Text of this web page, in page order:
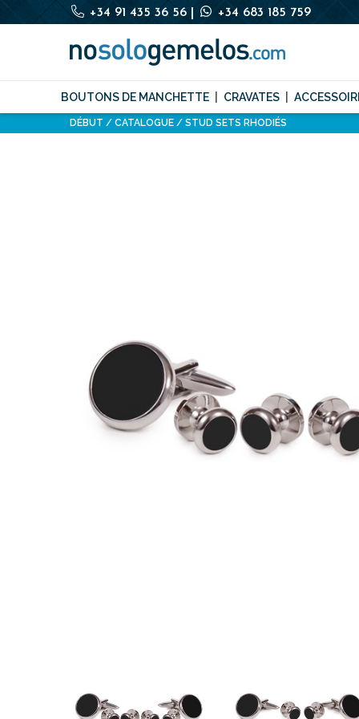
+34 91 435 36 56 +34 683 185 759
BOUTONS DE MANCHETTE CRAVATES
DÉBUT CATALOGUE STUD SETS RHODIÉS